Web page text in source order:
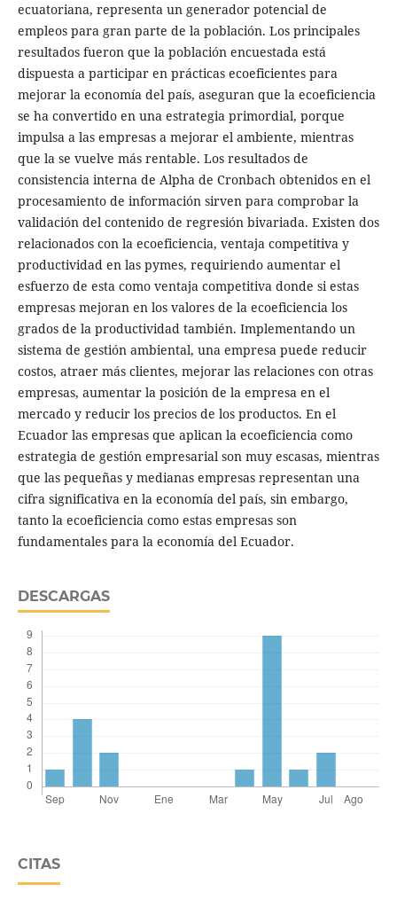
ecuatoriana, representa un generador potencial de
empleos para gran parte de la población. Los principales
resultados fueron que la población encuestada está
dispuesta a participar en prácticas ecoeficientes para
mejorar la economía del país, aseguran que la ecoeficiencia
se ha convertido en una estrategia primordial, porque
impulsa a las empresas a mejorar el ambiente, mientras
que la se vuelve más rentable. Los resultados de
consistencia interna de Alpha de Cronbach obtenidos en el
procesamiento de información sirven para comprobar la
validación del contenido de regresión bivariada. Existen dos
relacionados con la ecoeficiencia, ventaja competitiva y
productividad en las pymes, requiriendo aumentar el
esfuerzo de esta como ventaja competitiva donde si estas
empresas mejoran en los valores de la ecoeficiencia los
grados de la productividad también. Implementando un
sistema de gestión ambiental, una empresa puede reducir
costos, atraer más clientes, mejorar las relaciones con otras
empresas, aumentar la posición de la empresa en el
mercado y reducir los precios de los productos. En el
Ecuador las empresas que aplican la ecoeficiencia como
estrategia de gestión empresarial son muy escasas, mientras
que las pequeñas y medianas empresas representan una
cifra significativa en la economía del país, sin embargo,
tanto la ecoeficiencia como estas empresas son
fundamentales para la economía del Ecuador.
DESCARGAS
CITAS